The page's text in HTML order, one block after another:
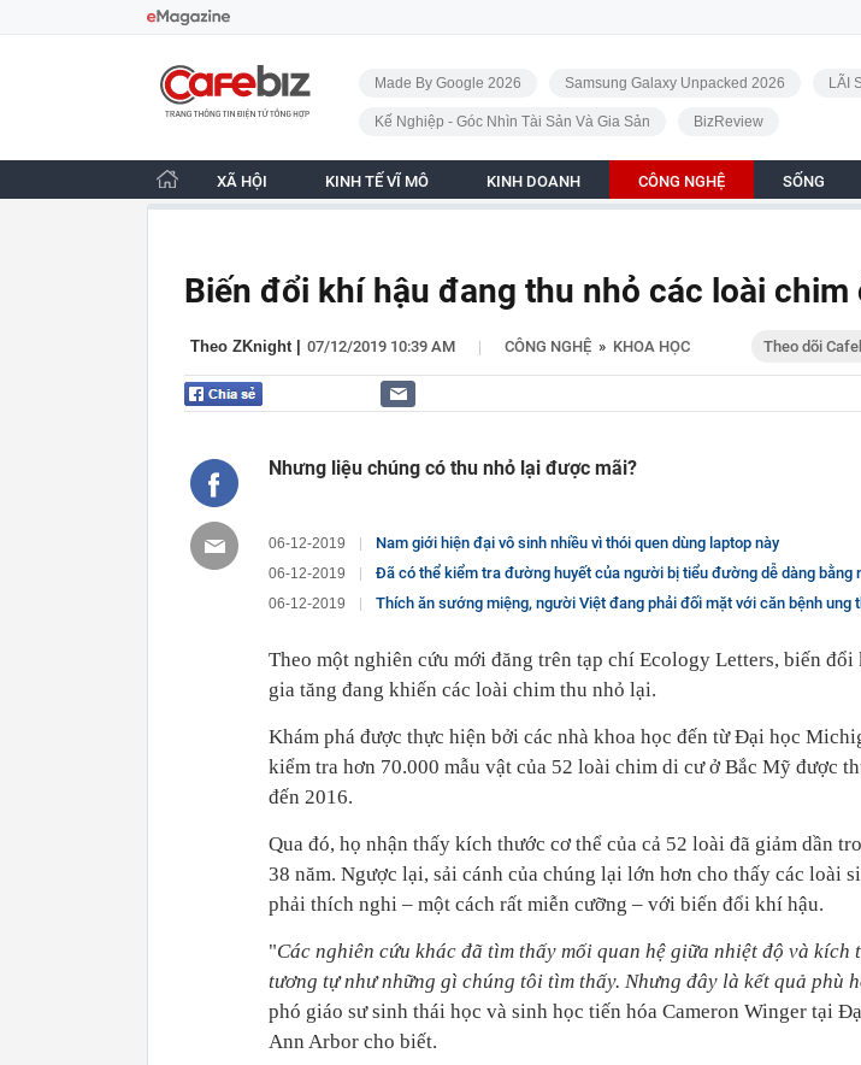
CafeBiz - Trang chủ
Made By Google 2026 Samsung Galaxy Unpacked 2026 LÃI
Kế Nghiệp - Góc Nhìn Tài Sản Và Gia Sản BizReview
XÃ HỘI KINH TẾ VĨ MÔ KINH DOANH CÔNG NGHỆ SỐNG
Biến đổi khí hậu đang thu nhỏ các loài chim
Theo ZKnight| 07/12/2019 10:39 AM | CÔNG NGHỆ » KHOA HỌC Theo dõi
Nhưng liệu chúng có thu nhỏ lại được mãi?
06-12-2019 Nam giới hiện đại vô sinh nhiều vì thói quen dùng laptop này
06-12-2019 Đã có thể kiểm tra đường huyết của người bị tiểu đường dễ dàng bằng nước mắt, không cần
06-12-2019 Thích ăn sướng miệng, người Việt đang phải đối mặt với căn bệnh ung
Theo một nghiên cứu mới đăng trên tạp chí Ecology Letters, biến đổi
gia tăng đang khiến các loài chim thu nhỏ lại.
Khám phá được thực hiện bởi các nhà khoa học đến từ Đại học
kiểm tra hơn 70.000 mẫu vật của 52 loài chim di cư ở Bắc Mỹ được
đến 2016.
Qua đó, họ nhận thấy kích thước cơ thể của cả 52 loài đã giảm dần
38 năm. Ngược lại, sải cánh của chúng lại lớn hơn cho thấy các loài
phải thích nghi – một cách rất miễn cưỡng – với biến đổi khí hậu.
"Các nghiên cứu khác đã tìm thấy mối quan hệ giữa nhiệt độ và kích
tương tự như những gì chúng tôi tìm thấy. Nhưng đây là kết quả phù
phó giáo sư sinh thái học và sinh học tiến hóa Cameron Winger tại
Ann Arbor cho biết.